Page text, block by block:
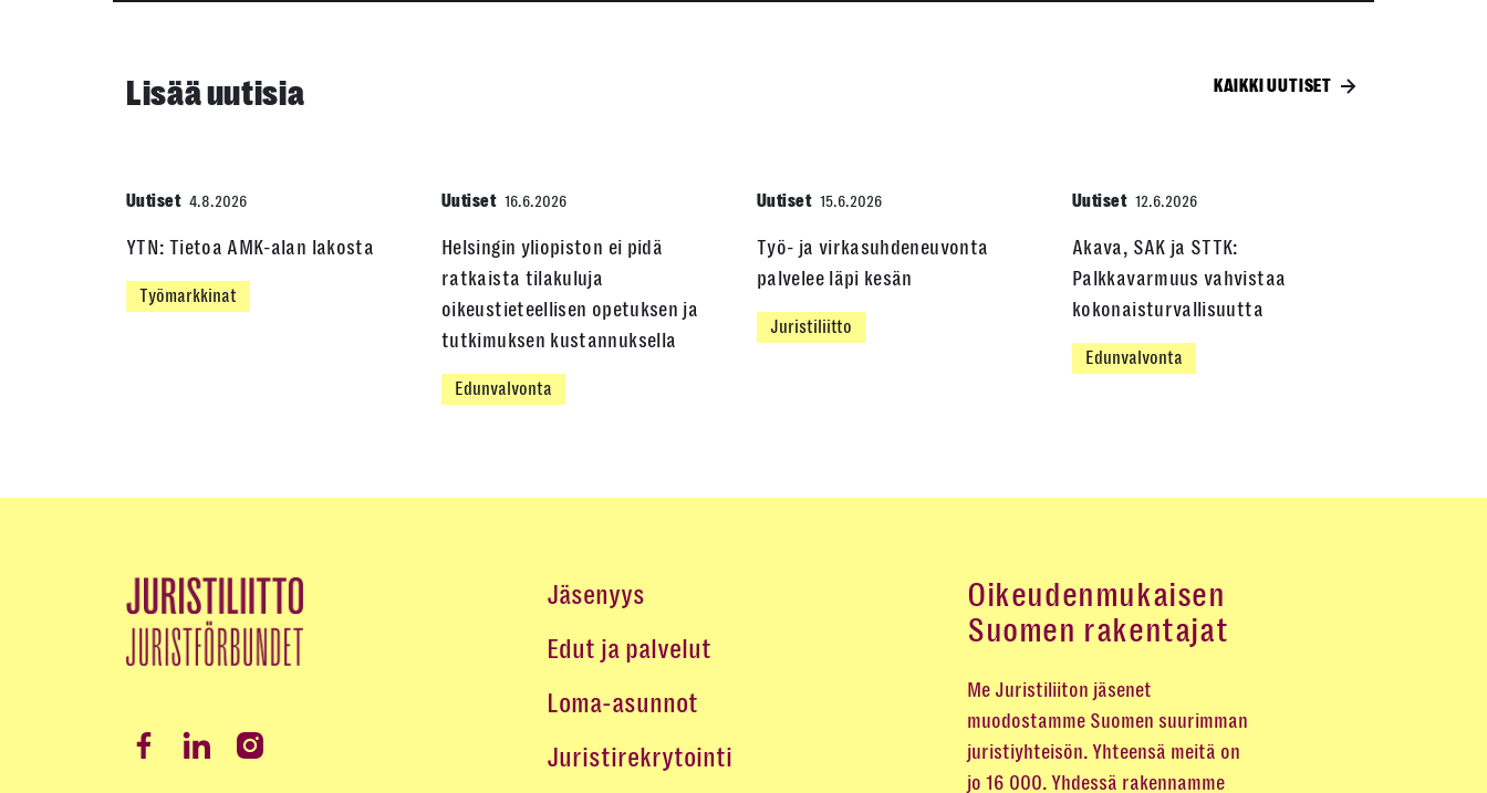
Lisää uutisia KAIKKI UUTISET
Uutiset 4.8.2026
YTN: Tietoa AMK-alan lakosta
Työmarkkinat
Uutiset 16.6.2026
Helsingin yliopiston ei pidä
ratkaista tilakuluja
oikeustieteellisen opetuksen ja
tutkimuksen kustannuksella
Edunvalvonta
Uutiset 15.6.2026
Työ- ja virkasuhdeneuvonta
palvelee läpi kesän
Juristiliitto
Uutiset 12.6.2026
Akava, SAK ja STTK:
Palkkavarmuus vahvistaa
kokonaisturvallisuutta
Edunvalvonta
Jäsenyys
Edut ja palvelut
Loma-asunnot
Juristirekrytointi
Oikeudenmukaisen
Suomen rakentajat
Me Juristiliiton jäsenet
muodostamme Suomen suurimman
juristiyhteisön. Yhteensä meitä on
jo 16 000. Yhdessä rakennamme